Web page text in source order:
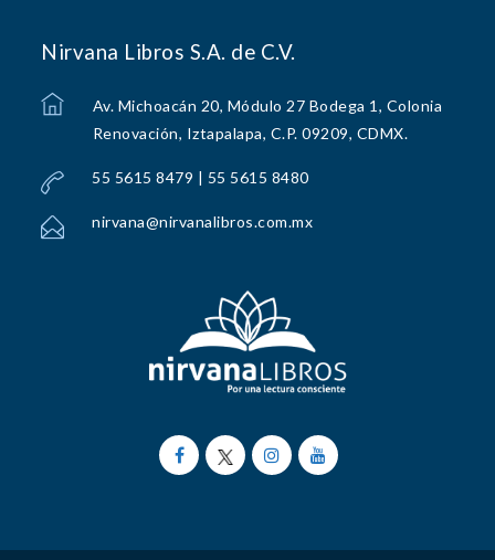
Nirvana Libros S.A. de C.V.
Av. Michoacán 20, Módulo 27 Bodega 1, Colonia
Renovación, Iztapalapa, C.P. 09209, CDMX.
55 5615 8479 | 55 5615 8480
nirvana@nirvanalibros.com.mx